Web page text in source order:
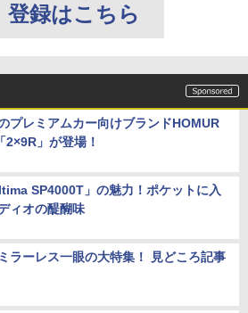
登録はこちら
プレミアムカー向けブランドHOMUR
2×9R」が登場！
SP4000T」の魅力！ポケットに入
ィオの醍醐味
ラーレス一眼の大特集！ 見どころ記事